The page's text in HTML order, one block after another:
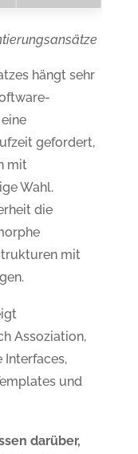
hängt sehr
gefordert,
mit
Wahl.
die
mit
Assoziation,
Interfaces,
und
darüber,